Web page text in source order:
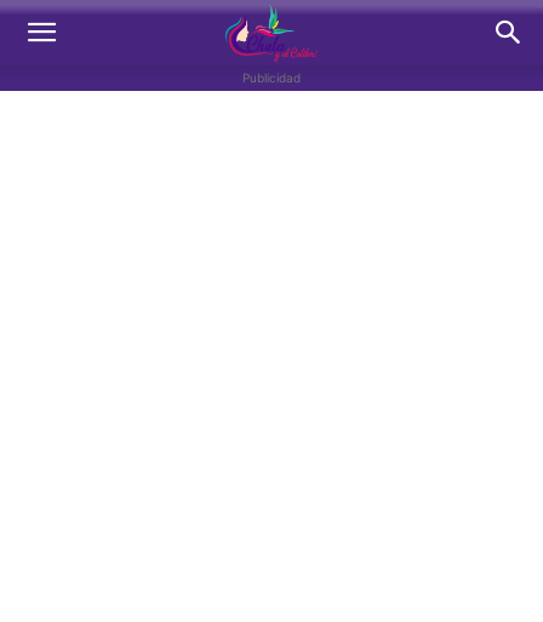
Publicidad